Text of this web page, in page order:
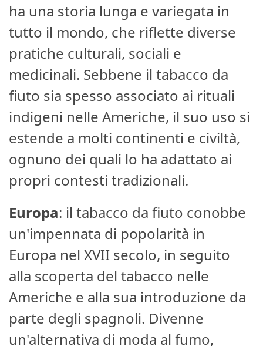
ha una storia lunga e variegata in
tutto il mondo, che riflette diverse
pratiche culturali, sociali e
medicinali. Sebbene il tabacco da
fiuto sia spesso associato ai rituali
indigeni nelle Americhe, il suo uso si
estende a molti continenti e civiltà,
ognuno dei quali lo ha adattato ai
propri contesti tradizionali.
Europa: il tabacco da fiuto conobbe
un'impennata di popolarità in
Europa nel XVII secolo, in seguito
alla scoperta del tabacco nelle
Americhe e alla sua introduzione da
parte degli spagnoli. Divenne
un'alternativa di moda al fumo,